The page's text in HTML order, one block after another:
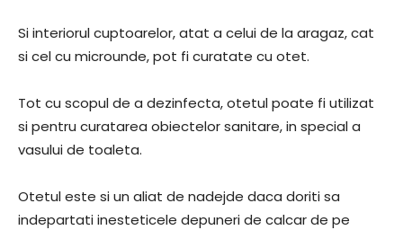
Si interiorul cuptoarelor, atat a celui de la aragaz, cat
si cel cu microunde, pot fi curatate cu otet.
Tot cu scopul de a dezinfecta, otetul poate fi utilizat
si pentru curatarea obiectelor sanitare, in special a
vasului de toaleta.
Otetul este si un aliat de nadejde daca doriti sa
indepartati inesteticele depuneri de calcar de pe